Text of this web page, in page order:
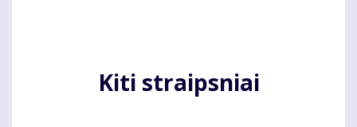
Kiti straipsniai